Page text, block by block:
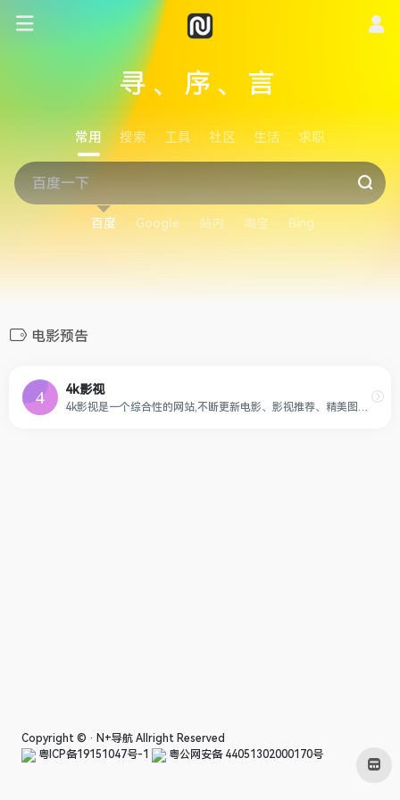
寻、序、言
常用 搜索 工具 社区 生活 求职
百度 Google 站内 淘宝 Bing
电影预告
4k影视
Copyright © · N+导航 Allright Reserved
粤ICP备19151047号-1
粤公网安备 44051302000170号